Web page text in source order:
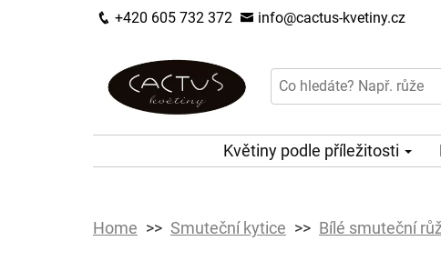
+420 605 732 372 info@cactus-kvetiny.cz
Květiny podle příležitosti
Home Smuteční kytice Bílé smuteční